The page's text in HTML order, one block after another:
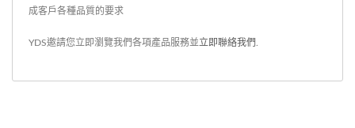
成客戶各種品質的要求
YDS邀請您立即瀏覽我們各項產品服務並 立即聯絡我們